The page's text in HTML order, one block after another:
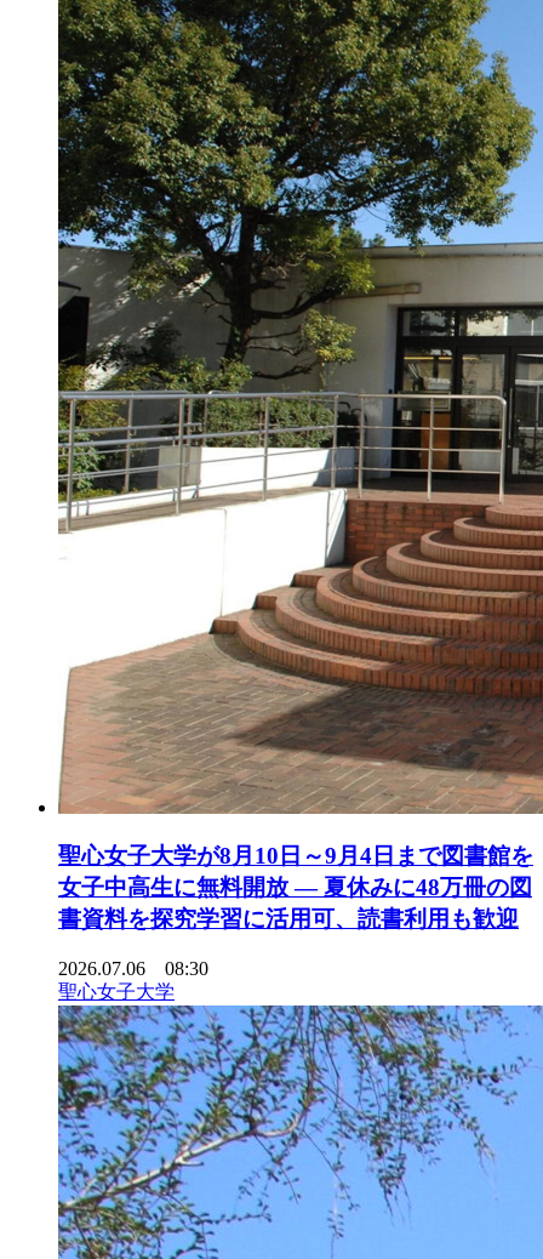
聖心女子大学が8月10日～9月4日まで図書館を
女子中高生に無料開放 ― 夏休みに48万冊の図
書資料を探究学習に活用可、読書利用も歓迎
2026.07.06 08:30
聖心女子大学